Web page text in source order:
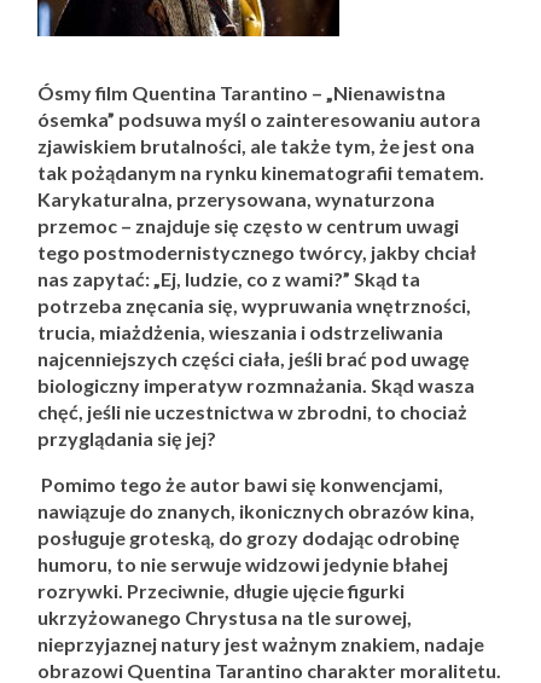
Ósmy film Quentina Tarantino – „Nienawistna
ósemka” podsuwa myśl o zainteresowaniu autora
zjawiskiem brutalności, ale także tym, że jest ona
tak pożądanym na rynku kinematografii tematem.
Karykaturalna, przerysowana, wynaturzona
przemoc – znajduje się często w centrum uwagi
tego postmodernistycznego twórcy, jakby chciał
nas zapytać: „Ej, ludzie, co z wami?” Skąd ta
potrzeba znęcania się, wypruwania wnętrzności,
trucia, miażdżenia, wieszania i odstrzeliwania
najcenniejszych części ciała, jeśli brać pod uwagę
biologiczny imperatyw rozmnażania. Skąd wasza
chęć, jeśli nie uczestnictwa w zbrodni, to chociaż
przyglądania się jej?
Pomimo tego że autor bawi się konwencjami,
nawiązuje do znanych, ikonicznych obrazów kina,
posługuje groteską, do grozy dodając odrobinę
humoru, to nie serwuje widzowi jedynie błahej
rozrywki. Przeciwnie, długie ujęcie figurki
ukrzyżowanego Chrystusa na tle surowej,
nieprzyjaznej natury jest ważnym znakiem, nadaje
obrazowi Quentina Tarantino charakter moralitetu.